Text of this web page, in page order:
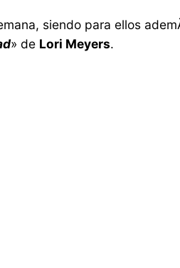
siendo para ellos
» de Lori Meyers.